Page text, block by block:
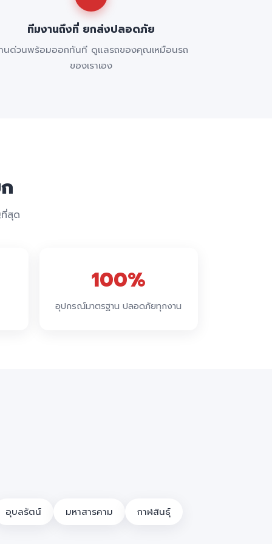
ทีมงานถึงที่ ยกส่งปลอดภัย
นด่วนพร้อมออกทันที ดูแลรถของคุณเหมือนรถ
ของเราเอง
สุด
100%
อุปกรณ์มาตรฐาน ปลอดภัยทุกงาน
อุบลรัตน์ มหาสารคาม กาฬสินธุ์